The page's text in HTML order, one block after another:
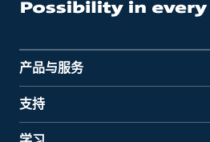
产品与服务
支持